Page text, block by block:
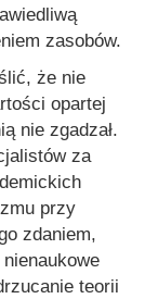
zasobów.
że nie
opartej
nie zgadzał.
za
przy
zdaniem,
teorii